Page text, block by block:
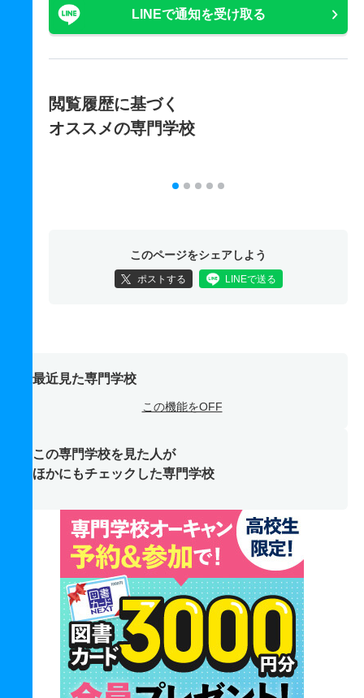
LINEで通知を受け取る
閲覧履歴に基づく
オススメの専門学校
このページをシェアしよう
ポストする LINEで送る
最近見た専門学校
この機能をOFF
この専門学校を見た人が
ほかにもチェックした専門学校